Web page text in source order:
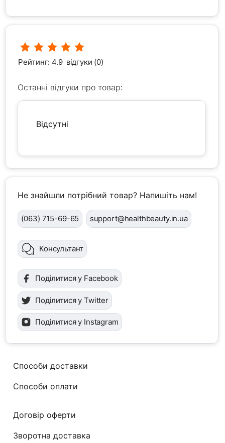
Рейтинг: 4.9 відгуки (0)
Останні відгуки про товар:
Відсутні
Не знайшли потрібний товар? Напишіть нам!
(063) 715-69-65 support@healthbeauty.in.ua
Консультант
Поділитися у Facebook
Поділитися у Twitter
Поділитися у Instagram
Способи доставки
Способи оплати
Договір оферти
Зворотна доставка